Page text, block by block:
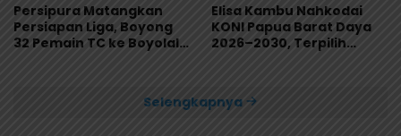
Persipura Matangkan
Persiapan Liga, Boyong
32 Pemain TC ke Boyolali
Elisa Kambu Nahkodai
KONI Papua Barat Daya
2026–2030, Terpilih
Selengkapnya